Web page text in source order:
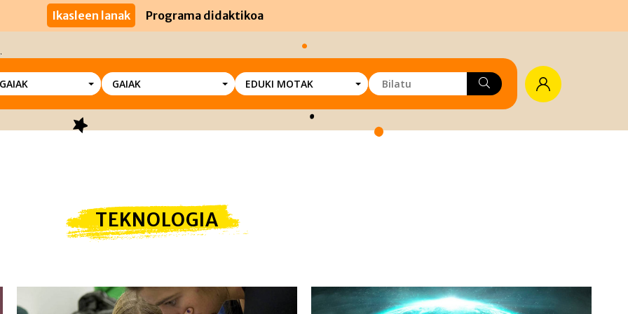
Ikasleen lanak Programa didaktikoa
GAIAK EDUKI MOTAK
TEKNOLOGIA